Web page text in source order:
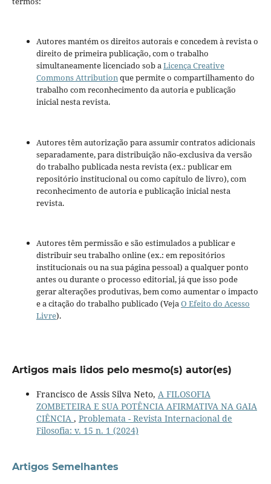
Autores mantém os direitos autorais e concedem à revista o
direito de primeira publicação, com o trabalho
simultaneamente licenciado sob aLicença Creative
Commons Attributionque permite o compartilhamento do
trabalho com reconhecimento da autoria e publicação
inicial nesta revista.
Autores têm autorização para assumir contratos adicionais
separadamente, para distribuição não-exclusiva da versão
do trabalho publicada nesta revista (ex.: publicar em
repositório institucional ou como capítulo de livro), com
reconhecimento de autoria e publicação inicial nesta
revista.
Autores têm permissão e são estimulados a publicar e
distribuir seu trabalho online (ex.: em repositórios
institucionais ou na sua página pessoal) a qualquer ponto
antes ou durante o processo editorial, já que isso pode
gerar alterações produtivas, bem como aumentar o impacto
e a citação do trabalho publicado (Veja O Efeito do Acesso
Livre).
Artigos mais lidos pelo mesmo(s) autor(es)
Francisco de Assis Silva Neto, A FILOSOFIA
ZOMBETEIRA E SUA POTÊNCIA AFIRMATIVA NA GAIA
CIÊNCIA , Problemata - Revista Internacional de
Filosofia: v. 15 n. 1 (2024)
Artigos Semelhantes